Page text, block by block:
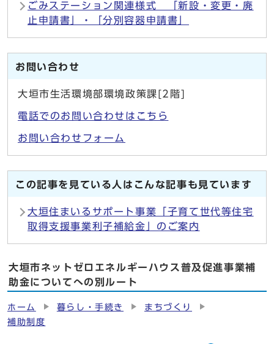
ごみステーション関連様式 「新設・変更・廃
止申請書」・「分別容器申請書」
お問い合わせ
大垣市生活環境部環境政策課[2階]
電話でのお問い合わせはこちら
お問い合わせフォーム
この記事を見ている人はこんな記事も見ています
大垣住まいるサポート事業「子育て世代等住宅
取得支援事業利子補給金」のご案内
大垣市ネットゼロエネルギーハウス普及促進事業補
助金についてへの別ルート
ホーム 暮らし・手続き
まちづくり
補助制度